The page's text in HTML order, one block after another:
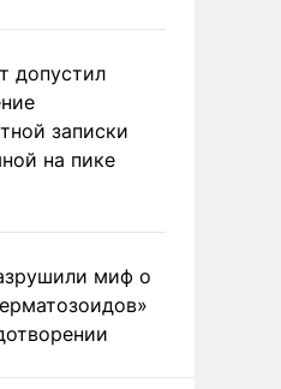
допустил
записки
на пике
миф о